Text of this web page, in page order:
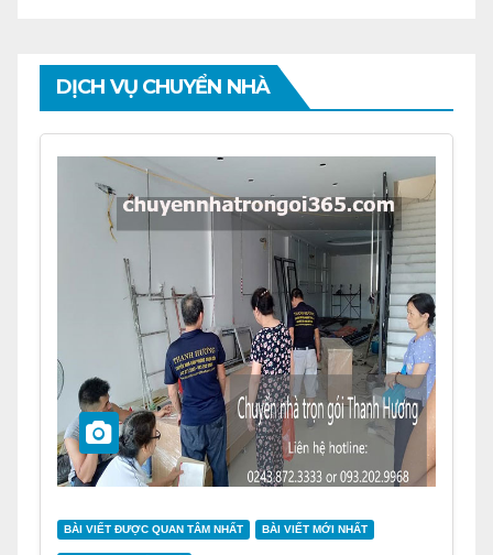
DỊCH VỤ CHUYỂN NHÀ
BÀI VIẾT ĐƯỢC QUAN TÂM NHẤT BÀI VIẾT MỚI NHẤT